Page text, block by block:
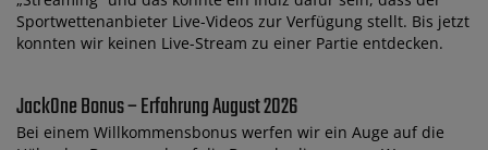
Sportwettenanbieter Live-Videos zur Verfügung stellt. Bis jetzt
konnten wir keinen Live-Stream zu einer Partie entdecken.
JackOne Bonus – Erfahrung August 2026
Bei einem Willkommensbonus werfen wir ein Auge auf die